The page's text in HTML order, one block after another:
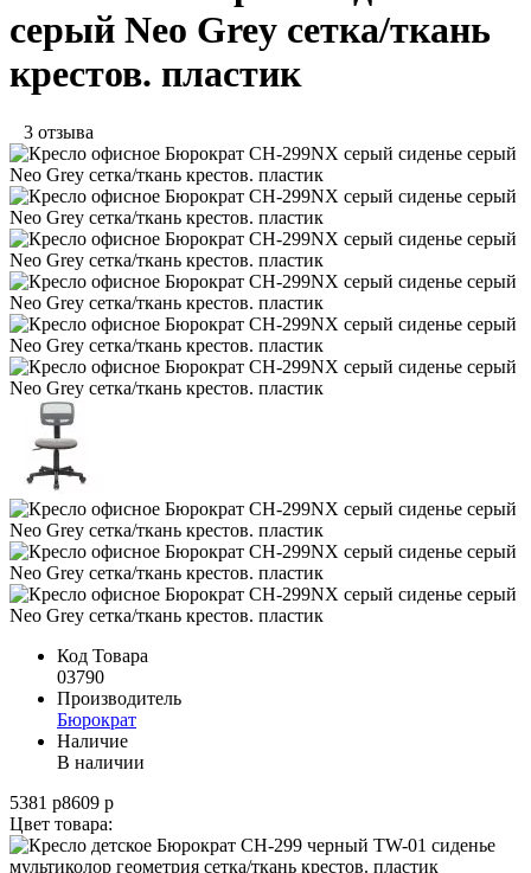
серый Neo Grey сетка/ткань
крестов. пластик
3 отзыва
Код Товара
03790
Производитель
Бюрократ
Наличие
В наличии
5381 р8609 р
Цвет товара: